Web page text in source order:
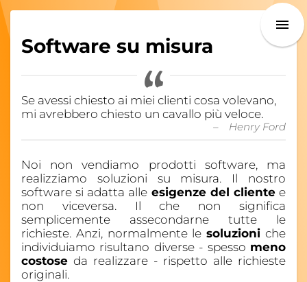
Software su misura
Se avessi chiesto ai miei clienti cosa volevano,
mi avrebbero chiesto un cavallo più veloce.
Noi non vendiamo prodotti software, ma
realizziamo soluzioni su misura. Il nostro
software si adatta alle esigenze del clientee
non viceversa. Il che non significa
semplicemente assecondarne tutte le
richieste. Anzi, normalmente lesoluzioni che
individuiamo risultano diverse - spesso meno
costose da realizzare - rispetto alle richieste
originali.